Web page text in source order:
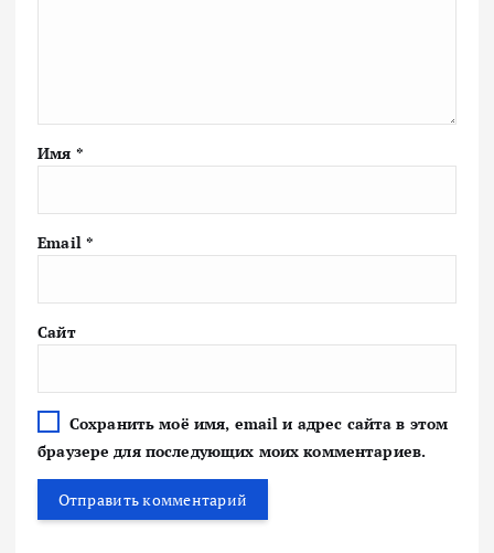
Имя *
Email *
Сайт
Сохранить моё имя, email и адрес сайта в этом
браузере для последующих моих комментариев.